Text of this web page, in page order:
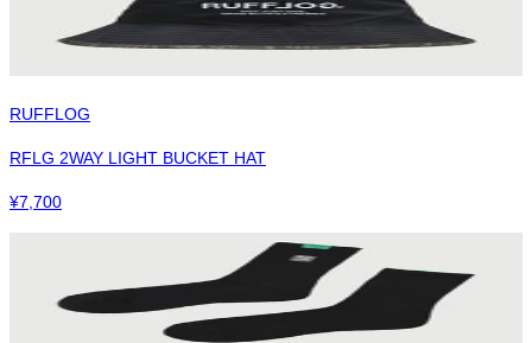
RUFFLOG
RFLG 2WAY LIGHT BUCKET HAT
¥7,700